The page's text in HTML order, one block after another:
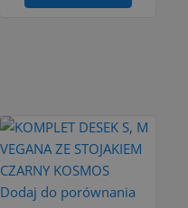
Dodaj do porównania